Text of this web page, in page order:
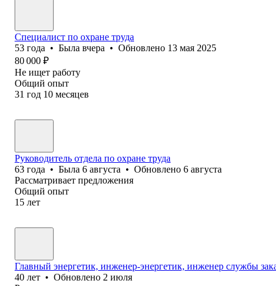
Специалист по охране труда
53 года • Была вчера • Обновлено 13 мая 2025
80 000 ₽
Не ищет работу
Общий опыт
31 год 10 месяцев
Руководитель отдела по охране труда
63 года • Была 6 августа • Обновлено 6 августа
Рассматривает предложения
Общий опыт
15 лет
Главный энергетик, инженер-энергетик, инженер службы
40 лет • Обновлено 2 июля